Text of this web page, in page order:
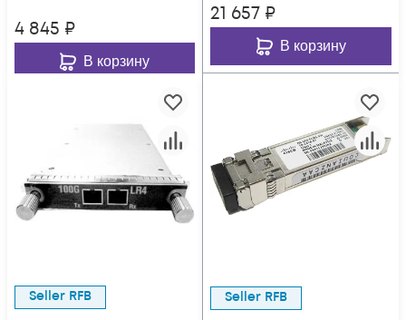
4 845 ₽
В корзину
21 657 ₽
В корзину
Seller RFB Seller RFB